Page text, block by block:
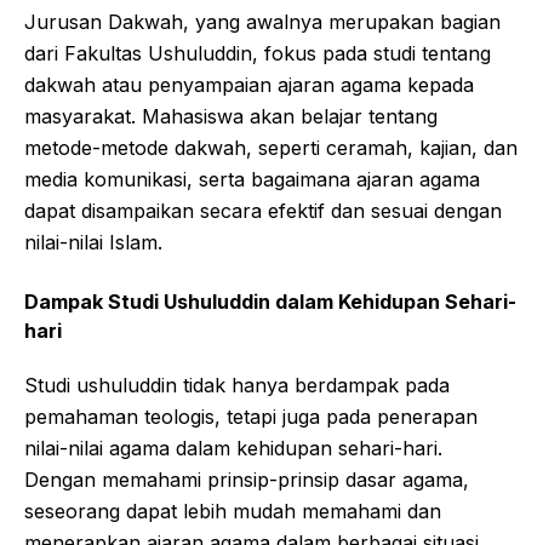
Jurusan Dakwah, yang awalnya merupakan bagian
dari Fakultas Ushuluddin, fokus pada studi tentang
dakwah atau penyampaian ajaran agama kepada
masyarakat. Mahasiswa akan belajar tentang
metode-metode dakwah, seperti ceramah, kajian, dan
media komunikasi, serta bagaimana ajaran agama
dapat disampaikan secara efektif dan sesuai dengan
nilai-nilai Islam.
Dampak Studi Ushuluddin dalam Kehidupan Sehari-
hari
Studi ushuluddin tidak hanya berdampak pada
pemahaman teologis, tetapi juga pada penerapan
nilai-nilai agama dalam kehidupan sehari-hari.
Dengan memahami prinsip-prinsip dasar agama,
seseorang dapat lebih mudah memahami dan